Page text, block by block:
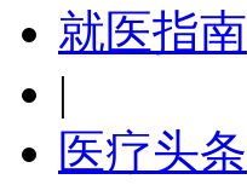
就医指南
|
医疗头条